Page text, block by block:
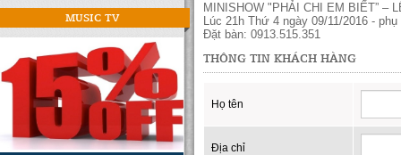
MUSIC TV
MINISHOW "PHẢI CHI EM BIẾT” –
Lúc 21h Thứ 4 ngày 09/11/2016 -
Đặt bàn: 0913.515.351
THÔNG TIN KHÁCH HÀNG
Họ tên
Địa chỉ